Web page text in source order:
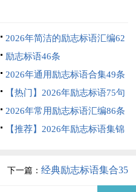
2026年简洁的励志标语汇编62
条励志标语46条
2026年通用励志标语合集49条
【热门】2026年励志标语75句
2026年常用励志标语汇编86条
【推荐】2026年励志标语集锦
下一篇： 经典励志标语集合35